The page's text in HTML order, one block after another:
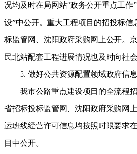
况均及时在局网站“政务公开重点工作
设”中公开。重大工程项目的招投标信
标监管网、沈阳政府采购网上公开。
民北站配套工程进展情况也及时向社会
3. 做好公共资源配置领域政府信
我市公路重点建设项目的全流程招
省招标投标监管网、沈阳政府采购网
运班线经营许可信息均按照时限要求
目中公开。